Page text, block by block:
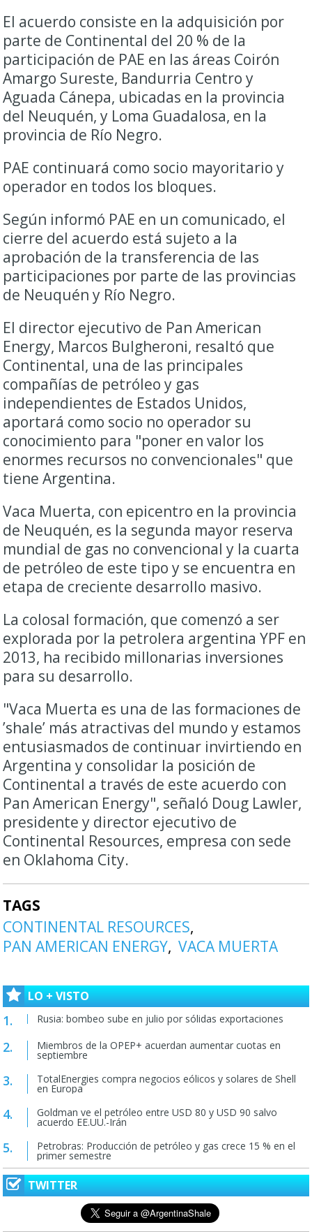
El acuerdo consiste en la adquisición por
parte de Continental del 20 % de la
participación de PAE en las áreas Coirón
Amargo Sureste, Bandurria Centro y
Aguada Cánepa, ubicadas en la provincia
del Neuquén, y Loma Guadalosa, en la
provincia de Río Negro.
PAE continuará como socio mayoritario y
operador en todos los bloques.
Según informó PAE en un comunicado, el
cierre del acuerdo está sujeto a la
aprobación de la transferencia de las
participaciones por parte de las provincias
de Neuquén y Río Negro.
El director ejecutivo de Pan American
Energy, Marcos Bulgheroni, resaltó que
Continental, una de las principales
compañías de petróleo y gas
independientes de Estados Unidos,
aportará como socio no operador su
conocimiento para "poner en valor los
enormes recursos no convencionales" que
tiene Argentina.
Vaca Muerta, con epicentro en la provincia
de Neuquén, es la segunda mayor reserva
mundial de gas no convencional y la cuarta
de petróleo de este tipo y se encuentra en
etapa de creciente desarrollo masivo.
La colosal formación, que comenzó a ser
explorada por la petrolera argentina YPF en
2013, ha recibido millonarias inversiones
para su desarrollo.
"Vaca Muerta es una de las formaciones de
’shale’ más atractivas del mundo y estamos
entusiasmados de continuar invirtiendo en
Argentina y consolidar la posición de
Continental a través de este acuerdo con
Pan American Energy", señaló Doug Lawler,
presidente y director ejecutivo de
Continental Resources, empresa con sede
en Oklahoma City.
TAGS
CONTINENTAL RESOURCES
PAN AMERICAN ENERGY VACA MUERTA
LO + VISTO
Rusia: bombeo sube en julio por sólidas exportaciones
Miembros de la OPEP+ acuerdan aumentar cuotas en
septiembre
TotalEnergies compra negocios eólicos y solares de Shell
en Europa
Goldman ve el petróleo entre USD 80 y USD 90 salvo
acuerdo EE.UU.-Irán
Petrobras: Producción de petróleo y gas crece 15 % en el
primer semestre
TWITTER